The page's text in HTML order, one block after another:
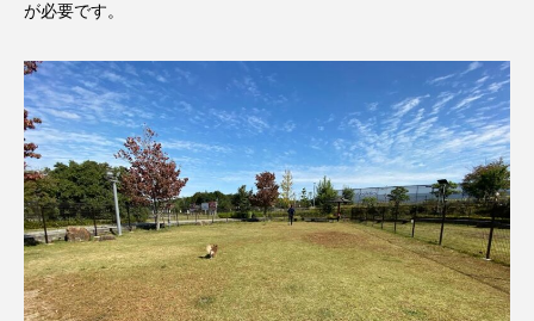
が必要です。